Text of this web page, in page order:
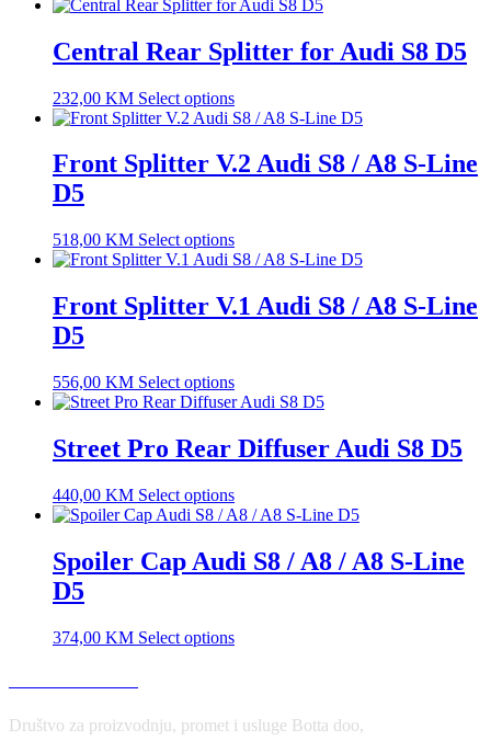
Central Rear Splitter for Audi S8 D5
232,00 KM Select options
Front Splitter V.2 Audi S8 / A8 S-Line
D5
518,00 KM Select options
Front Splitter V.1 Audi S8 / A8 S-Line
D5
556,00 KM Select options
Street Pro Rear Diffuser Audi S8 D5
440,00 KM Select options
Spoiler Cap Audi S8 / A8 / A8 S-Line
D5
374,00 KM Select options
Društvo za proizvodnju, promet i usluge Botta doo,